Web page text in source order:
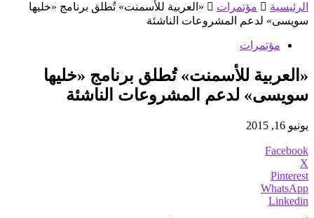
الرئيسية مؤتمرات
«العربية للأسمنت» تُطلق برنامج «خليها
سويسى» لدعم المشروعات الناشئة
مؤتمرات
«العربية للأسمنت» تُطلق برنامج «خليها
سويسى» لدعم المشروعات الناشئة
يونيو 16, 2015
Facebook
X
Pinterest
WhatsApp
Linkedin